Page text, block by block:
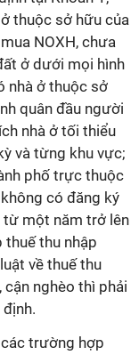
thuộc sở hữu của
NOXH, chưa
ở dưới mọi hình
nhà ở thuộc sở
quân đầu người
nhà ở tối thiểu
và từng khu vực;
phố trực thuộc
có đăng ký
một năm trở lên
thuế thu nhập
về thuế thu
cận nghèo thì phải
trường hợp